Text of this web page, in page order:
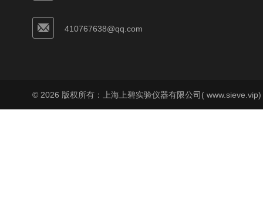
410767638@qq.com
© 2026 版权所有：上海上碧实验仪器有限公司(